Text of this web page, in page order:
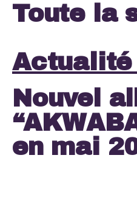
Toute la
Actualité
Nouvel
en mai